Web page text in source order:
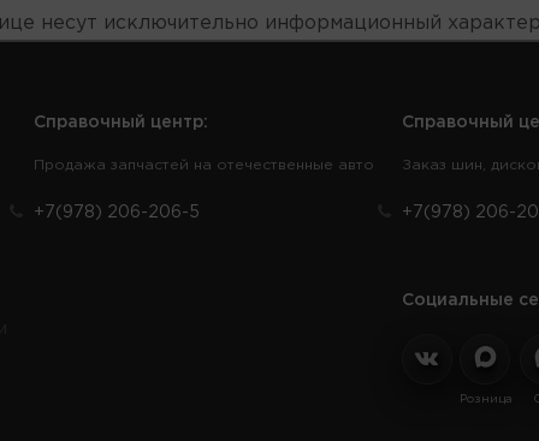
несут исключительно информационный
Справочный центр:
Продажа запчастей на отечественные авто
+7(978) 206-206-5
Справочный
Заказ шин,
+7(978) 206-
Социальные
Розница